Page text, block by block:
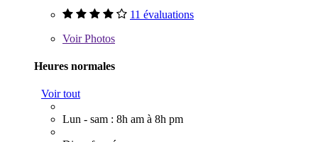
11 évaluations
VoirPhotos
Heures normales
Voir tout
Lun - sam : 8h am à 8h pm